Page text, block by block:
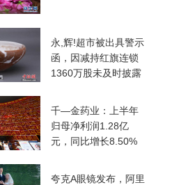
永,辉!超市被出具警示
函，因减持红旗连锁
1360万股未及时披露
千—金药业：上半年
归母净利润1.28亿
元，同比增长8.50%
夸克A眼镜发布，阿里